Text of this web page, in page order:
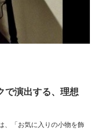
で演出する、理想
、「お気に入りの小物を飾